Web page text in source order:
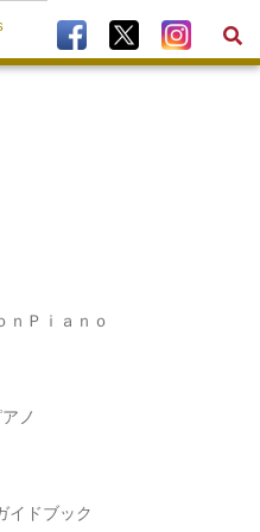
Ｐｉａｎｏ
ノ
イドブック